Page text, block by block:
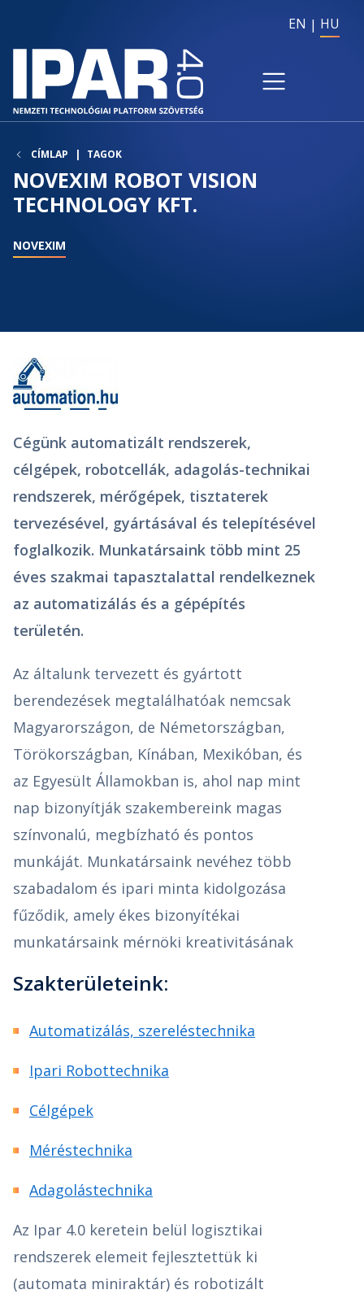
EN HU
CÍMLAP TAGOK
NOVEXIM ROBOT VISION
TECHNOLOGY KFT.
NOVEXIM
Cégünk automatizált rendszerek,
célgépek, robotcellák, adagolás-technikai
rendszerek, mérőgépek, tisztaterek
tervezésével, gyártásával és telepítésével
foglalkozik. Munkatársaink több mint 25
éves szakmai tapasztalattal rendelkeznek
az automatizálás és a gépépítés
területén.
Az általunk tervezett és gyártott
berendezések megtalálhatóak nemcsak
Magyarországon, de Németországban,
Törökországban, Kínában, Mexikóban, és
az Egyesült Államokban is, ahol nap mint
nap bizonyítják szakembereink magas
színvonalú, megbízható és pontos
munkáját. Munkatársaink nevéhez több
szabadalom és ipari minta kidolgozása
fűződik, amely ékes bizonyítékai
munkatársaink mérnöki kreativitásának
Szakterületeink:
Automatizálás, szereléstechnika
Ipari Robottechnika
Célgépek
Méréstechnika
Adagolástechnika
Az Ipar 4.0 keretein belül logisztikai
rendszerek elemeit fejlesztettük ki
(automata miniraktár) és robotizált